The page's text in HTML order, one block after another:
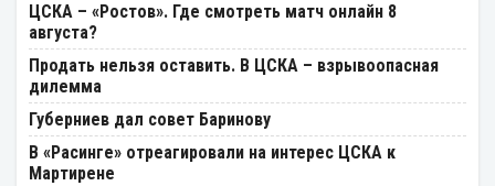
ЦСКА – «Ростов». Где смотреть матч онлайн 8
августа?
Продать нельзя оставить. В ЦСКА – взрывоопасная
дилемма
Губерниев дал совет Баринову
В «Расинге» отреагировали на интерес ЦСКА к
Мартирене